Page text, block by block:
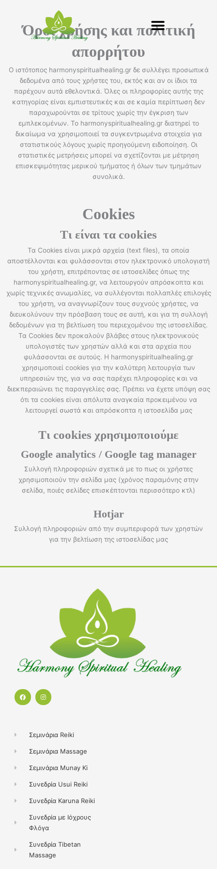
περιεχόμενοΌροι χρήσης και πολιτική
απορρήτου
Ο ιστότοπος harmonyspiritualhealing.gr δε συλλέγει προσωπικά
δεδομένα από τους χρήστες του, εκτός και αν οι ίδιοι τα
παρέχουν αυτά εθελοντικά. Όλες οι πληροφορίες αυτής της
κατηγορίας είναι εμπιστευτικές και σε καμία περίπτωση δεν
παραχωρούνται σε τρίτους χωρίς την έγκριση των
εμπλεκομένων. Το harmonyspiritualhealing.gr διατηρεί το
δικαίωμα να χρησιμοποιεί τα συγκεντρωμένα στοιχεία για
στατιστικούς λόγους χωρίς προηγούμενη ειδοποίηση. Οι
στατιστικές μετρήσεις μπορεί να σχετίζονται με μέτρηση
επισκεψιμότητας μερικού τμήματος ή όλων των τμημάτων
συνολικά.
Cookies
Τι είναι τα cookies
Τα Cookies είναι μικρά αρχεία (text files), τα οποία
αποστέλλονται και φυλάσσονται στον ηλεκτρονικό υπολογιστή
του χρήστη, επιτρέποντας σε ιστοσελίδες όπως της
harmonyspiritualhealing.gr, να λειτουργούν απρόσκοπτα και
χωρίς τεχνικές ανωμαλίες, να συλλέγονται πολλαπλές επιλογές
του χρήστη, να αναγνωρίζουν τους συχνούς χρήστες, να
διευκολύνουν την πρόσβαση τους σε αυτή, και για τη συλλογή
δεδομένων για τη βελτίωση του περιεχομένου της ιστοσελίδας.
Τα Cookies δεν προκαλούν βλάβες στους ηλεκτρονικούς
υπολογιστές των χρηστών αλλά και στα αρχεία που
φυλάσσονται σε αυτούς. Η harmonyspiritualhealing.gr
χρησιμοποιεί cookies για την καλύτερη λειτουργία των
υπηρεσιών της, για να σας παρέχει πληροφορίες και να
διεκπεραιώνει τις παραγγελίες σας. Πρέπει να έχετε υπόψη σας
ότι τα cookies είναι απόλυτα αναγκαία προκειμένου να
λειτουργεί σωστά και απρόσκοπτα η ιστοσελίδα μας
Τι cookies χρησιμοποιούμε
Google analytics / Google tag manager
Συλλογή πληροφοριών σχετικά με το πως οι χρήστες
χρησιμοποιούν την σελίδα μας (χρόνος παραμόνης στην
σελίδα, ποιές σελίδες επισκέπτονται περισσότερο κτλ)
Hotjar
Συλλογή πληροφοριών από την συμπεριφορά των χρηστών
για την βελτίωση της ιστοσελίδας μας
F
a
c
I
n
m
Σεμινάρια Reiki
Σεμινάρια Massage
Σεμινάρια Munay Ki
Συνεδρία Usui Reiki
Συνεδρία Karuna Reiki
Συνεδρία με Ιόχρους
Φλόγα
Συνεδρία Tibetan
Massage